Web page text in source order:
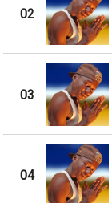
02
03
04